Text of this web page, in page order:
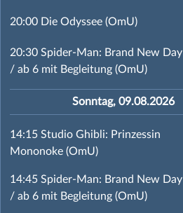
20:00 Die Odyssee (OmU)
20:30 Spider-Man: Brand New Day
/ ab 6 mit Begleitung (OmU)
Sonntag, 09.08.2026
14:15 Studio Ghibli: Prinzessin
Mononoke (OmU)
14:45 Spider-Man: Brand New Day
/ ab 6 mit Begleitung (OmU)